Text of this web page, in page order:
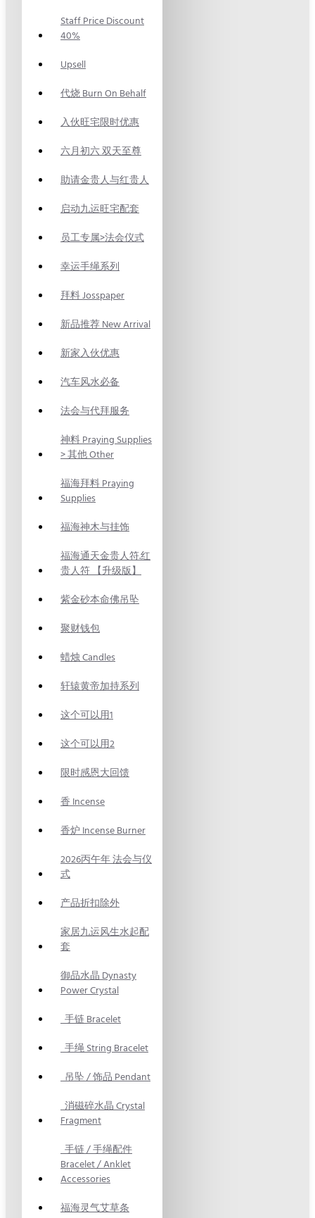
Staff Price Discount
40%
Upsell
代烧 Burn On Behalf
入伙旺宅限时优惠
六月初六 双天至尊
助请金贵人与红贵人
启动九运旺宅配套
员工专属>法会仪式
幸运手绳系列
拜料 Josspaper
新品推荐 New Arrival
新家入伙优惠
汽车风水必备
法会与代拜服务
神料 Praying Supplies
> 其他 Other
福海拜料 Praying
Supplies
福海神木与挂饰
福海通天金贵人符.红
贵人符 【升级版】
紫金砂本命佛吊坠
聚财钱包
蜡烛 Candles
轩辕黄帝加持系列
这个可以用1
这个可以用2
限时感恩大回馈
香 Incense
香炉 Incense Burner
2026丙午年 法会与仪
式
产品折扣除外
家居九运风生水起配
套
御品水晶 Dynasty
Power Crystal
手链 Bracelet
手绳 String Bracelet
吊坠 / 饰品 Pendant
消磁碎水晶 Crystal
Fragment
手链 / 手绳配件
Bracelet / Anklet
Accessories
福海灵气艾草条